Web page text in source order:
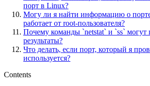
порт в Linux?
Могу ли я найти информацию о
работает от root-пользователя?
Почему команды `netstat` и `ss` могут
результаты?
Что делать, если порт, который я
используется?
Contents